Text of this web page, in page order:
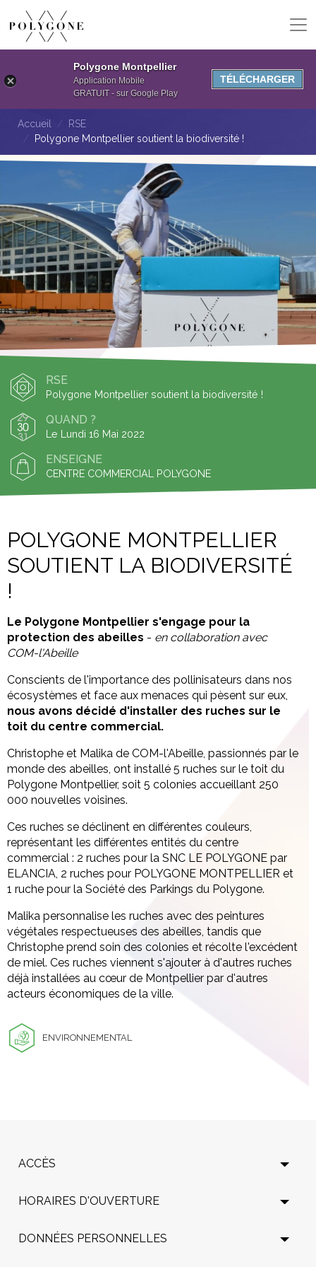
Polygone Montpellier
Application Mobile
GRATUIT - sur Google Play
TÉLÉCHARGER
Accueil
RSE
Polygone Montpellier soutient la biodiversité !
RSE
Polygone Montpellier soutient la biodiversité !
QUAND ?
Le Lundi 16 Mai 2022
ENSEIGNE
CENTRE COMMERCIAL POLYGONE
POLYGONE MONTPELLIER
SOUTIENT LA BIODIVERSITÉ
!
Le Polygone Montpellier s'engage pour la
protection des abeilles - en collaboration avec
COM-l'Abeille
Conscients de l'importance des pollinisateurs dans nos
écosystèmes et face aux menaces qui pèsent sur eux,
nous avons décidé d'installer des ruches sur le
toit du centre commercial.
Christophe et Malika de COM-l'Abeille, passionnés par le
monde des abeilles, ont installé 5 ruches sur le toit du
Polygone Montpellier, soit 5 colonies accueillant 250
000 nouvelles voisines.
Ces ruches se déclinent en différentes couleurs,
représentant les différentes entités du centre
commercial : 2 ruches pour la SNC LE POLYGONE par
ELANCIA, 2 ruches pour POLYGONE MONTPELLIER et
1 ruche pour la Société des Parkings du Polygone.
Malika personnalise les ruches avec des peintures
végétales respectueuses des abeilles, tandis que
Christophe prend soin des colonies et récolte l'excédent
de miel. Ces ruches viennent s'ajouter à d'autres ruches
déjà installées au cœur de Montpellier par d'autres
acteurs économiques de la ville.
ENVIRONNEMENTAL
ACCÈS
HORAIRES D'OUVERTURE
DONNÉES PERSONNELLES